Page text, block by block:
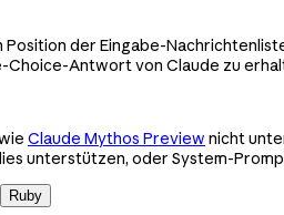
der Eingabe-
Choice-Antwort von Claude zu
Claude Mythos Preview nicht
unterstützen, oder System-
Ruby